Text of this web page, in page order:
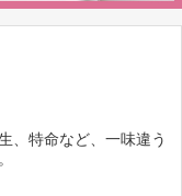
、特命など、一味違う